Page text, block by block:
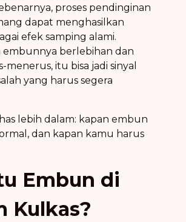
proses pendinginan
dapat menghasilkan
efek samping alami.
embunnya berlebihan dan
itu bisa jadi sinyal
yang harus segera
lebih dalam: kapan embun
dan kapan kamu harus
Embun di
Kulkas?